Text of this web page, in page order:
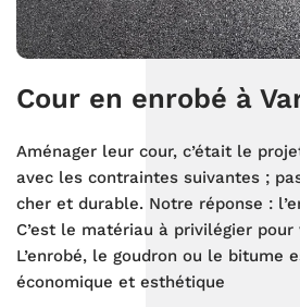
Cour en enrobé à
Aménager leur cour, c’était le
avec les contraintes suivantes ;
cher et durable. Notre réponse :
C’est le matériau à privilégier
L’enrobé, le goudron ou le bitume
économique et esthétique